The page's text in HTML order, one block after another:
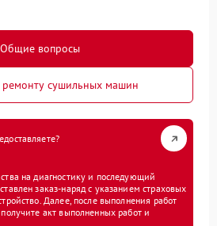
Общие вопросы
сушильных машин
на диагностику и последующий
заказ-наряд с указанием страховых
Далее, после выполнения работ
акт выполненных работ и